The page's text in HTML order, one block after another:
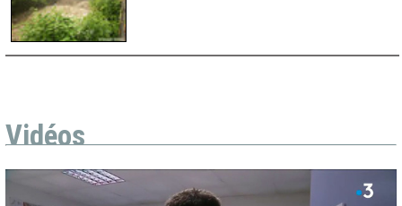
Vidéos